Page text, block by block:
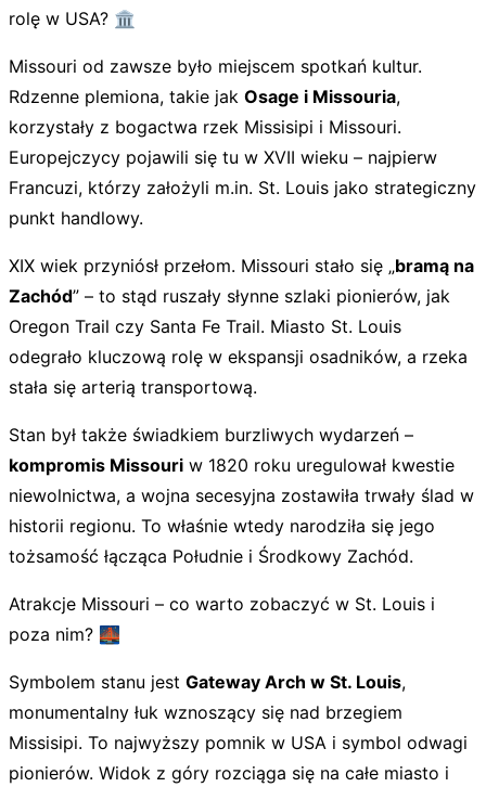
rolę w USA? 🏛️
Missouri od zawsze było miejscem spotkań kultur.
Rdzenne plemiona, takie jak Osage i Missouria,
korzystały z bogactwa rzek Missisipi i Missouri.
Europejczycy pojawili się tu w XVII wieku – najpierw
Francuzi, którzy założyli m.in. St. Louis jako strategiczny
punkt handlowy.
XIX wiek przyniósł przełom. Missouri stało się „bramą na
Zachód” – to stąd ruszały słynne szlaki pionierów, jak
Oregon Trail czy Santa Fe Trail. Miasto St. Louis
odegrało kluczową rolę w ekspansji osadników, a rzeka
stała się arterią transportową.
Stan był także świadkiem burzliwych wydarzeń –
kompromis Missouri w 1820 roku uregulował kwestie
niewolnictwa, a wojna secesyjna zostawiła trwały ślad w
historii regionu. To właśnie wtedy narodziła się jego
tożsamość łącząca Południe i Środkowy Zachód.
Atrakcje Missouri – co warto zobaczyć w St. Louis i
poza nim? 🌉
Symbolem stanu jest Gateway Arch w St. Louis,
monumentalny łuk wznoszący się nad brzegiem
Missisipi. To najwyższy pomnik w USA i symbol odwagi
pionierów. Widok z góry rozciąga się na całe miasto i